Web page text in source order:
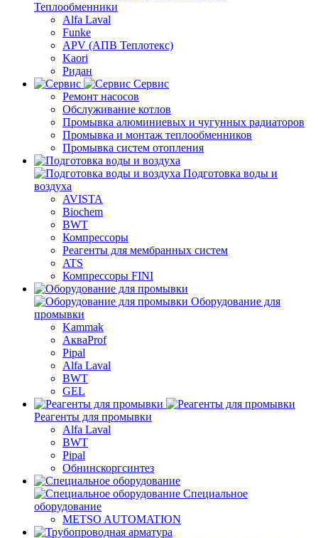
Теплообменники
Alfa Laval
Funke
APV (АПВ Теплотекс)
Kaori
Ридан
Сервис
Ремонт насосов
Обслуживание котлов
Промывка алюминиевых и чугунных радиаторов
Промывка и монтаж теплообменников
Промывка систем отопления
Подготовка воды и
воздуха
AVISTA
Biochem
BWT
Компрессоры
Реагенты для мембранных систем
ATS
Компрессоры FINI
Оборудование для
промывки
Kammak
АкваProf
Pipal
Alfa Laval
BWT
GEL
Реагенты для промывки
Alfa Laval
BWT
Pipal
Обнинскоргсинтез
Специальное
оборудование
METSO AUTOMATION